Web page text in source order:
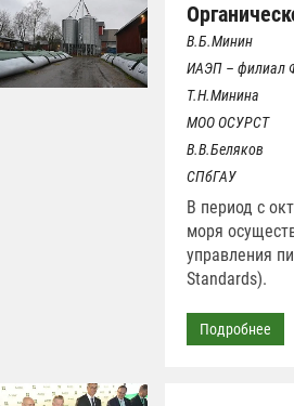
В.Б.Минин
ИАЭП – филиал
Т.Н.Минина
МОО ОСУРСТ
В.В.Беляков
СПбГАУ
В период с
моря
управления
Standards).
Подробнее